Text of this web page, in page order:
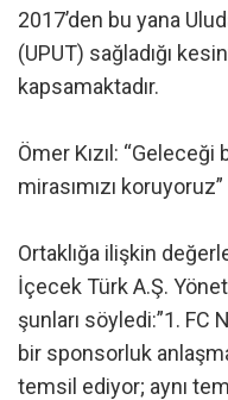
2017’den bu yana
(UPUT) sağladığı
kapsamaktadır.
Ömer Kızıl:
mirasımızı koruyoruz”
Ortaklığa ilişkin
İçecek Türk A.Ş.
şunları söyledi:”1. FC
bir sponsorluk
temsil ediyor; aynı